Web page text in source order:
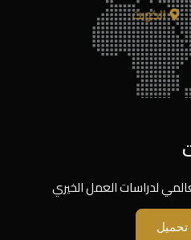
الكويت
لدراسات العمل الخيري
تحميل